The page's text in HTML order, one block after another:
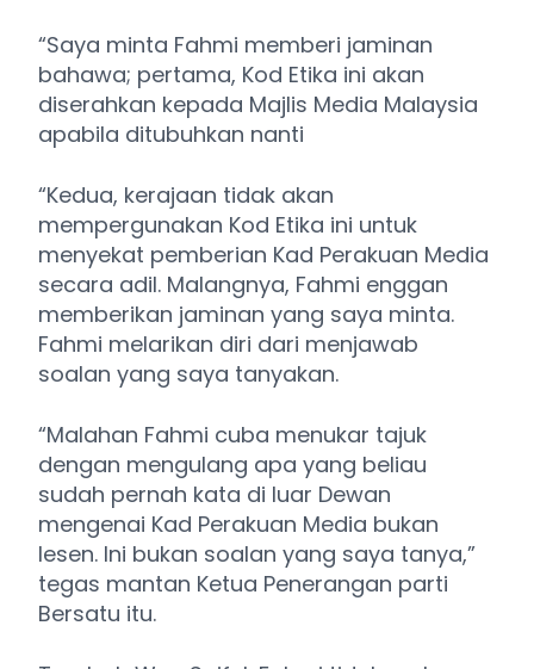
“Saya minta Fahmi memberi jaminan
bahawa; pertama, Kod Etika ini akan
diserahkan kepada Majlis Media Malaysia
apabila ditubuhkan nanti
“Kedua, kerajaan tidak akan
mempergunakan Kod Etika ini untuk
menyekat pemberian Kad Perakuan Media
secara adil. Malangnya, Fahmi enggan
memberikan jaminan yang saya minta.
Fahmi melarikan diri dari menjawab
soalan yang saya tanyakan.
“Malahan Fahmi cuba menukar tajuk
dengan mengulang apa yang beliau
sudah pernah kata di luar Dewan
mengenai Kad Perakuan Media bukan
lesen. Ini bukan soalan yang saya tanya,”
tegas mantan Ketua Penerangan parti
Bersatu itu.